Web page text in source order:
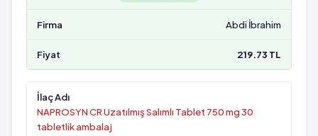
Abdi İbrahim
219.73 TL
NAPROSYN CR Uzatılmış Salımlı Tablet 750 mg 30
tabletlik ambalaj